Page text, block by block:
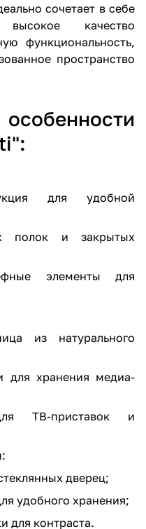
сочетает в себе
качество
функциональность,
пространство
для удобной
полок и закрытых
элементы для
из натурального
для хранения медиа-
ТВ-приставок и
дверец;
удобного хранения;
для контраста.